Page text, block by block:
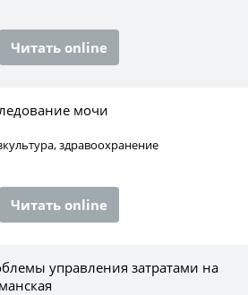
Читать online
мочи
здравоохранение
Читать online
управления затратами на